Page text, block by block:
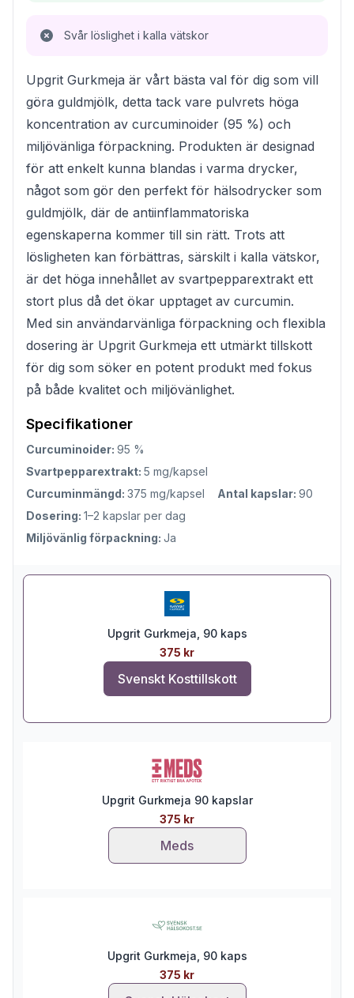
Svår löslighet i kalla vätskor
Upgrit Gurkmeja är vårt bästa val för dig som vill
göra guldmjölk, detta tack vare pulvrets höga
koncentration av curcuminoider (95 %) och
miljövänliga förpackning. Produkten är designad
för att enkelt kunna blandas i varma drycker,
något som gör den perfekt för hälsodrycker som
guldmjölk, där de antiinflammatoriska
egenskaperna kommer till sin rätt. Trots att
lösligheten kan förbättras, särskilt i kalla vätskor,
är det höga innehållet av svartpepparextrakt ett
stort plus då det ökar upptaget av curcumin.
Med sin användarvänliga förpackning och flexibla
dosering är Upgrit Gurkmeja ett utmärkt tillskott
för dig som söker en potent produkt med fokus
på både kvalitet och miljövänlighet.
Specifikationer
Curcuminoider: 95 %
Svartpepparextrakt: 5 mg/kapsel
Curcuminmängd: 375 mg/kapsel Antal kapslar: 90
Dosering: 1–2 kapslar per dag
Miljövänlig förpackning: Ja
Upgrit Gurkmeja, 90 kaps
375 kr
Svenskt Kosttillskott
Upgrit Gurkmeja 90 kapslar
375 kr
Meds
Upgrit Gurkmeja, 90 kaps
375 kr